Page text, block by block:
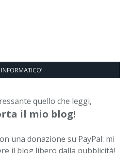
quello che leggi,
il mio blog!
una donazione su PayPal: mi
il blog libero dalla pubblicità!